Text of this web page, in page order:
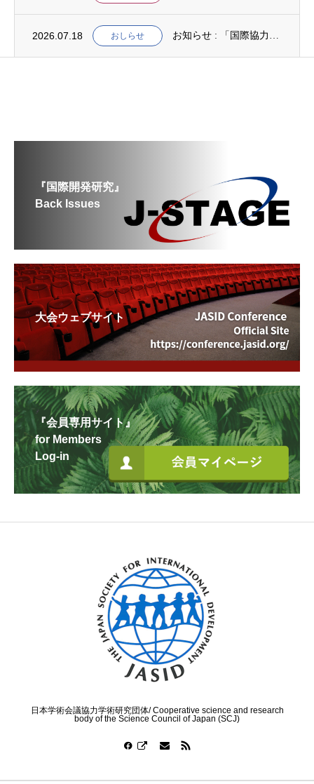
2026.07.18 おしらせ お知らせ : 「国際協力NGOスタディ・プログラム（中堅人材育成）」2次募集
『国際開発研究』
Back Issues
大会ウェブサイト
『会員専用サイト』
for Members
Log-in
日本学術会議協力学術研究団体/ Cooperative science and research
body of the Science Council of Japan (SCJ)